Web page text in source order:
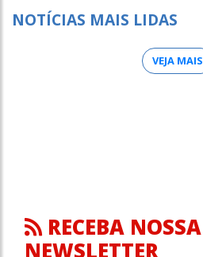
NOTÍCIAS MAIS LIDAS
VEJA MAIS
RECEBA NOSSA
NEWSLETTER